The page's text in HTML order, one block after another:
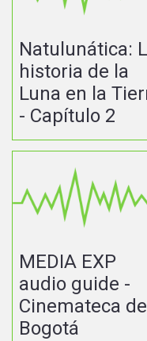
Natulunática:
historia de la
Luna en la
- Capítulo 2
MEDIA EXP
audio guide -
Cinemateca de
Bogotá